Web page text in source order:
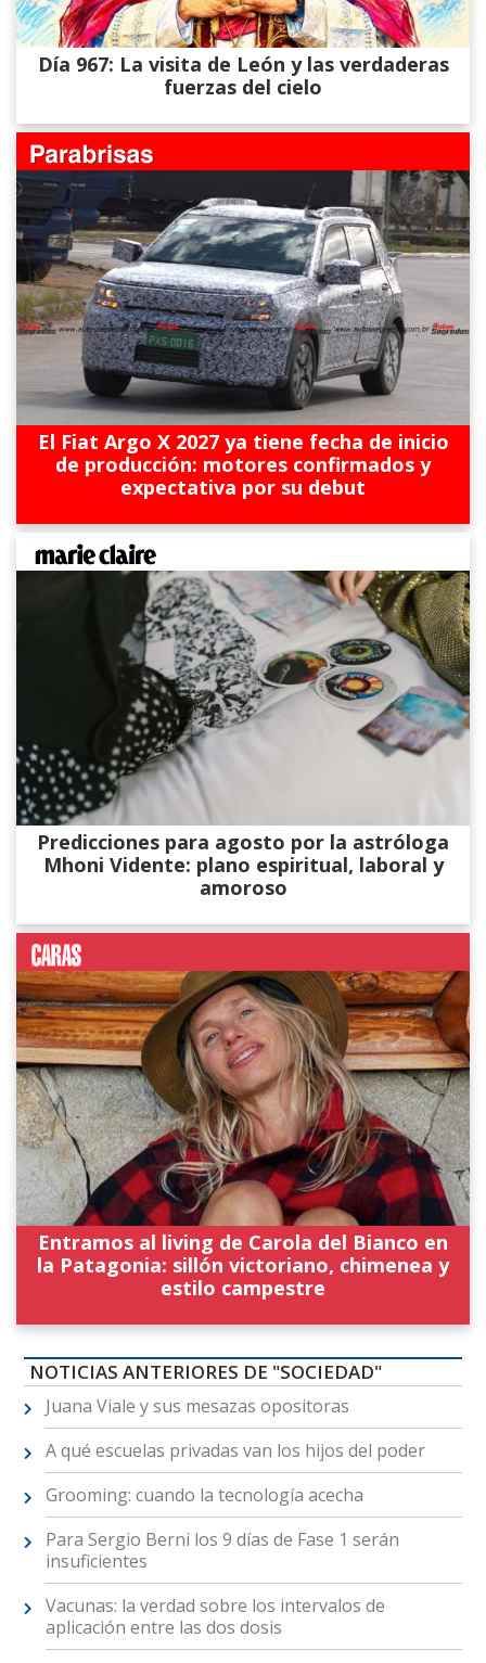
Día 967: La visita de León y las verdaderas
fuerzas del cielo
El Fiat Argo X 2027 ya tiene fecha de inicio
de producción: motores confirmados y
expectativa por su debut
Predicciones para agosto por la astróloga
Mhoni Vidente: plano espiritual, laboral y
amoroso
Entramos al living de Carola del Bianco en
la Patagonia: sillón victoriano, chimenea y
estilo campestre
NOTICIAS ANTERIORES DE "SOCIEDAD"
Juana Viale y sus mesazas opositoras
A qué escuelas privadas van los hijos del poder
Grooming: cuando la tecnología acecha
Para Sergio Berni los 9 días de Fase 1 serán
insuficientes
Vacunas: la verdad sobre los intervalos de
aplicación entre las dos dosis